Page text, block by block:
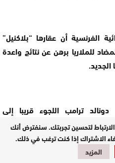
الفرنسية أن عقارها “بلاكنيل”
للملاريا برهن عن نتائج واعدة
ترامب اللجوء قريبا إلى
كعلاج محتمل للمصابين بعد
إلا أن عددا من الخبراء دعوا
البيانات السريرية المؤكدة
لتحسين تجربتك. سنفترض أنك
الاشتراك إذا كنت ترغب في ذلك.
المزيد